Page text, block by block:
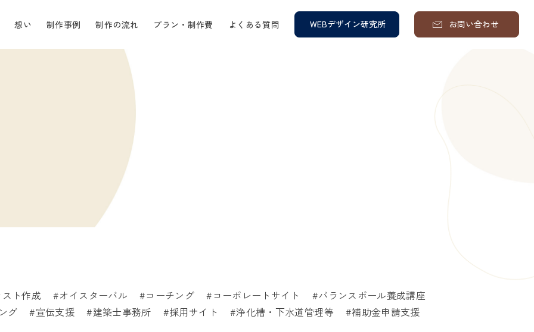
想い 制作事例 制作の流れ プラン・制作費 よくある質問 WEBデザイン研究所 お問い合わせ
ト作成 オイスターバル コーチング コーポレートサイト
バランスボール養成講座
グ 宣伝支援 建築士事務所 採用サイト 浄化槽・下水道管理等 補助金申請支援